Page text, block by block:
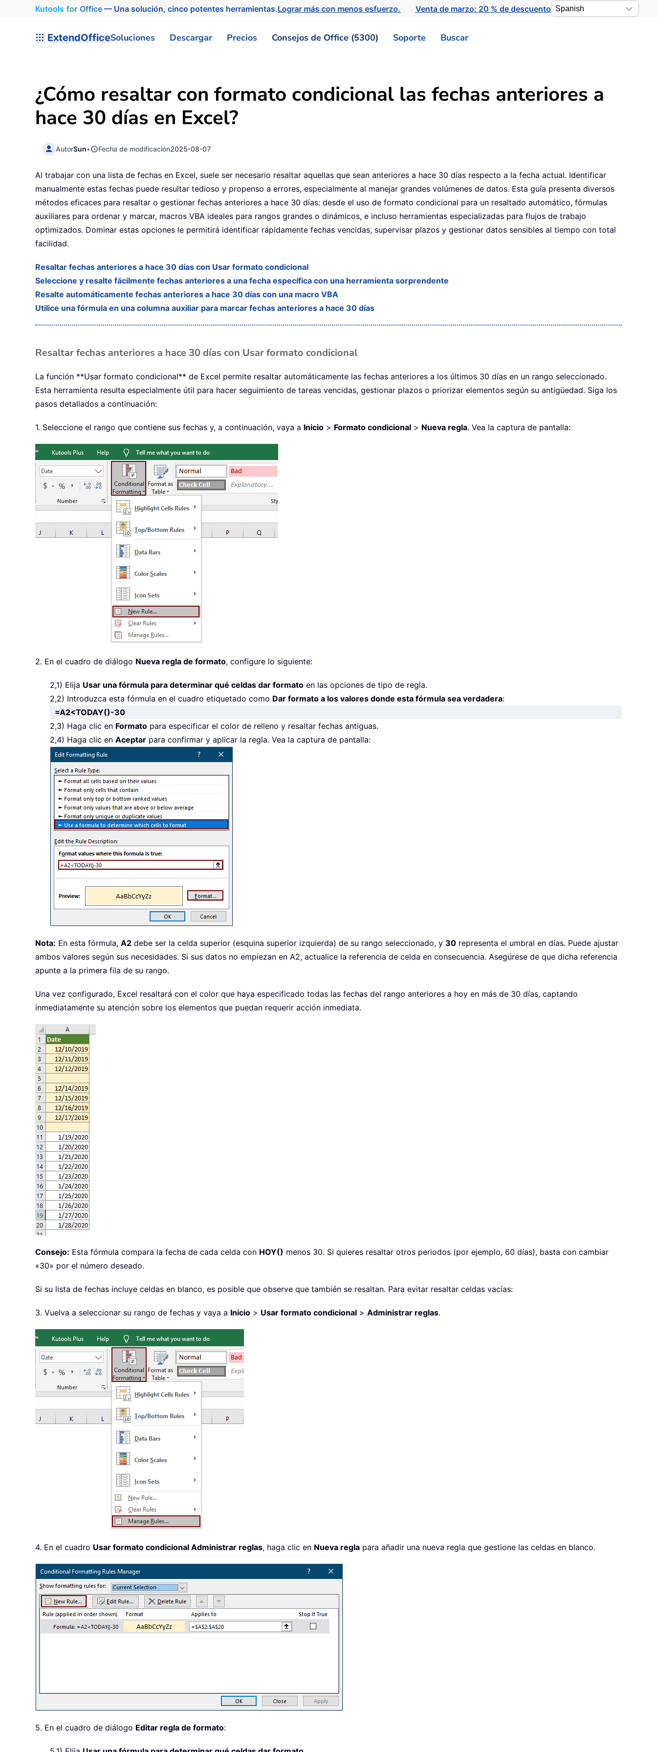
Kutools for Office— Una solución, cinco potentes herramientas.Lograr más con menos esfuerzo. Venta de marzo: 20 % de descuento
ExtendOfficeSoluciones Descargar Precios Consejos de Office (5300) Soporte Buscar
¿Cómo resaltar con formato condicional las fechas anteriores a
hace 30 días en Excel?
AutorSun• Fecha de modificación2025-08-07
Al trabajar con una lista de fechas en Excel, suele ser necesario resaltar aquellas que sean anteriores a hace 30 días respecto a la fecha actual. Identificar
manualmente estas fechas puede resultar tedioso y propenso a errores, especialmente al manejar grandes volúmenes de datos. Esta guía presenta diversos
métodos eficaces para resaltar o gestionar fechas anteriores a hace 30 días: desde el uso de formato condicional para un resaltado automático, fórmulas
auxiliares para ordenar y marcar, macros VBA ideales para rangos grandes o dinámicos, e incluso herramientas especializadas para flujos de trabajo
optimizados. Dominar estas opciones le permitirá identificar rápidamente fechas vencidas, supervisar plazos y gestionar datos sensibles al tiempo con total
facilidad.
Resaltar fechas anteriores a hace 30 días con Usar formato condicional
Seleccione y resalte fácilmente fechas anteriores a una fecha específica con una herramienta sorprendente
Resalte automáticamente fechas anteriores a hace 30 días con una macro VBA
Utilice una fórmula en una columna auxiliar para marcar fechas anteriores a hace 30 días
Resaltar fechas anteriores a hace 30 días con Usar formato condicional
La función **Usar formato condicional** de Excel permite resaltar automáticamente las fechas anteriores a los últimos 30 días en un rango seleccionado.
Esta herramienta resulta especialmente útil para hacer seguimiento de tareas vencidas, gestionar plazos o priorizar elementos según su antigüedad. Siga los
pasos detallados a continuación:
1. Seleccione el rango que contiene sus fechas y, a continuación, vaya a Inicio > Formato condicional > Nueva regla. Vea la captura de pantalla:
2. En el cuadro de diálogo Nueva regla de formato, configure lo siguiente:
2,1) Elija Usar una fórmula para determinar qué celdas dar formato en las opciones de tipo de regla.
2,2) Introduzca esta fórmula en el cuadro etiquetado como Dar formato a los valores donde esta fórmula sea verdadera:
=A2<TODAY()-30
2,3) Haga clic en Formato para especificar el color de relleno y resaltar fechas antiguas.
2,4) Haga clic en Aceptar para confirmar y aplicar la regla. Vea la captura de pantalla:
Nota: En esta fórmula, A2 debe ser la celda superior (esquina superior izquierda) de su rango seleccionado, y 30 representa el umbral en días. Puede ajustar
ambos valores según sus necesidades. Si sus datos no empiezan en A2, actualice la referencia de celda en consecuencia. Asegúrese de que dicha referencia
apunte a la primera fila de su rango.
Una vez configurado, Excel resaltará con el color que haya especificado todas las fechas del rango anteriores a hoy en más de 30 días, captando
inmediatamente su atención sobre los elementos que puedan requerir acción inmediata.
Consejo: Esta fórmula compara la fecha de cada celda con HOY() menos 30. Si quieres resaltar otros periodos (por ejemplo, 60 días), basta con cambiar
«30» por el número deseado.
Si su lista de fechas incluye celdas en blanco, es posible que observe que también se resaltan. Para evitar resaltar celdas vacías:
3. Vuelva a seleccionar su rango de fechas y vaya a Inicio > Usar formato condicional > Administrar reglas.
4. En el cuadro Usar formato condicional Administrar reglas, haga clic en Nueva regla para añadir una nueva regla que gestione las celdas en blanco.
5. En el cuadro de diálogo Editar regla de formato: